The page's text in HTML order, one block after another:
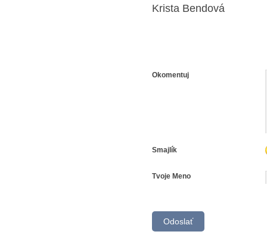
Krista Bendová
Okomentuj
Smajlík
Tvoje Meno